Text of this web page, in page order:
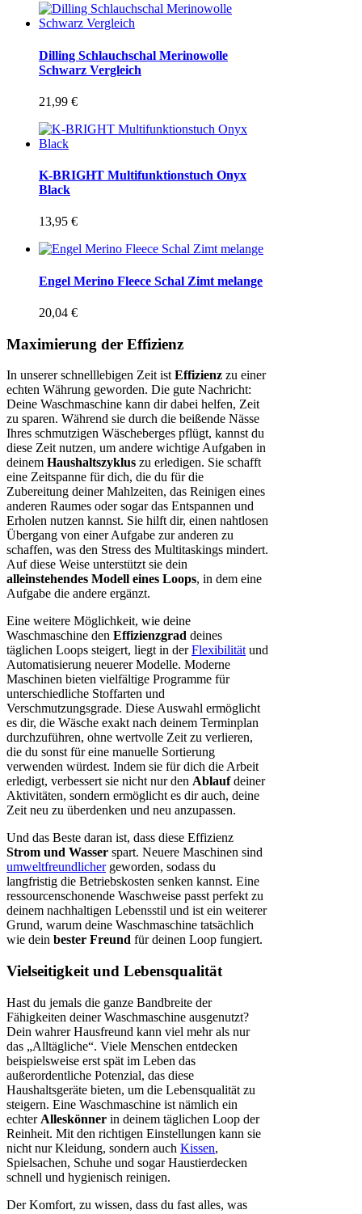
Dilling Schlauchschal Merinowolle
Schwarz Vergleich
21,99 €
K-BRIGHT Multifunktionstuch Onyx
Black
13,95 €
Engel Merino Fleece Schal Zimt melange
20,04 €
Maximierung der Effizienz
In unserer schnelllebigen Zeit istEffizienz zu einer
echten Währung geworden. Die gute Nachricht:
Deine Waschmaschine kann dir dabei helfen, Zeit
zu sparen. Während sie durch die beißende Nässe
Ihres schmutzigen Wäscheberges pflügt, kannst du
diese Zeit nutzen, um andere wichtige Aufgaben in
deinem Haushaltszyklus zu erledigen. Sie schafft
eine Zeitspanne für dich, die du für die
Zubereitung deiner Mahlzeiten, das Reinigen eines
anderen Raumes oder sogar das Entspannen und
Erholen nutzen kannst. Sie hilft dir, einen nahtlosen
Übergang von einer Aufgabe zur anderen zu
schaffen, was den Stress des Multitaskings mindert.
Auf diese Weise unterstützt sie dein
alleinstehendes Modell eines Loops, in dem eine
Aufgabe die andere ergänzt.
Eine weitere Möglichkeit, wie deine
Waschmaschine den Effizienzgrad deines
täglichen Loops steigert, liegt in derFlexibilitätund
Automatisierung neuerer Modelle. Moderne
Maschinen bieten vielfältige Programme für
unterschiedliche Stoffarten und
Verschmutzungsgrade. Diese Auswahl ermöglicht
es dir, die Wäsche exakt nach deinem Terminplan
durchzuführen, ohne wertvolle Zeit zu verlieren,
die du sonst für eine manuelle Sortierung
verwenden würdest. Indem sie für dich die Arbeit
erledigt, verbessert sie nicht nur den Ablaufdeiner
Aktivitäten, sondern ermöglicht es dir auch, deine
Zeit neu zu überdenken und neu anzupassen.
Und das Beste daran ist, dass diese Effizienz
Strom und Wasser spart. Neuere Maschinen sind
umweltfreundlichergeworden, sodass du
langfristig die Betriebskosten senken kannst. Eine
ressourcenschonende Waschweise passt perfekt zu
deinem nachhaltigen Lebensstil und ist ein weiterer
Grund, warum deine Waschmaschine tatsächlich
wie dein bester Freund für deinen Loop fungiert.
Vielseitigkeit und Lebensqualität
Hast du jemals die ganze Bandbreite der
Fähigkeiten deiner Waschmaschine ausgenutzt?
Dein wahrer Hausfreund kann viel mehr als nur
das „Alltägliche“. Viele Menschen entdecken
beispielsweise erst spät im Leben das
außerordentliche Potenzial, das diese
Haushaltsgeräte bieten, um die Lebensqualität zu
steigern. Eine Waschmaschine ist nämlich ein
echter Alleskönner in deinem täglichen Loop der
Reinheit. Mit den richtigen Einstellungen kann sie
nicht nur Kleidung, sondern auch Kissen,
Spielsachen, Schuhe und sogar Haustierdecken
schnell und hygienisch reinigen.
Der Komfort, zu wissen, dass du fast alles, was